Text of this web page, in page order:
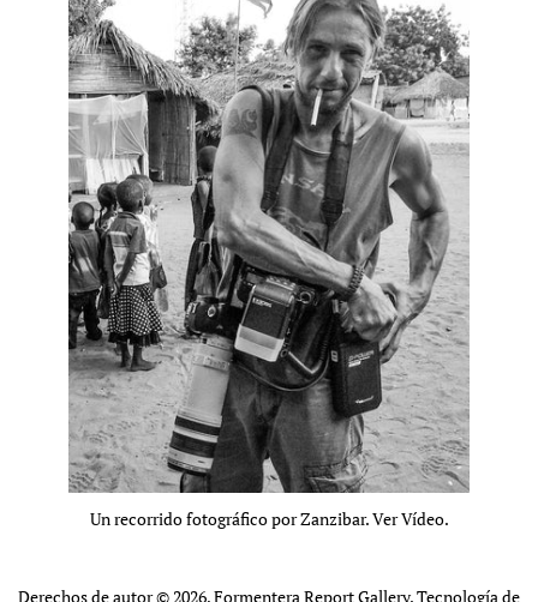
Un recorrido fotográfico por Zanzibar. Ver Vídeo.
Derechos de autor © 2026,Formentera Report Gallery.Tecnología de